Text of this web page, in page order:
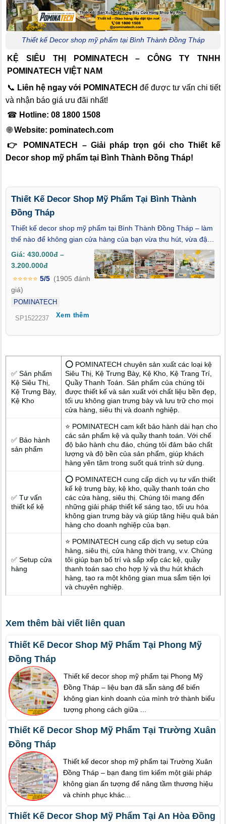
Thiết kế Decor shop mỹ phẩm tại Bình Thành Đồng Tháp
KỆ SIÊU THỊ POMINATECH – CÔNG TY TNHH
POMINATECH VIỆT NAM
📞 Liên hệ ngay với POMINATECH để được tư vấn chi tiết
và nhận báo giá ưu đãi nhất!
☎ Hotline: 08 1800 1508
🌐Website: pominatech.com
👉 POMINATECH – Giải pháp trọn gói cho Thiết kế
Decor shop mỹ phẩm tại Bình Thành Đồng Tháp!
Thiết Kế Decor Shop Mỹ Phẩm Tại Bình Thành
Đồng Tháp
Thiết kế decor shop mỹ phẩm tại Bình Thành Đồng Tháp – làm
thế nào để không gian cửa hàng của bạn vừa thu hút, vừa đậm
dấu ấn thương hiệu giữa thị trường làm đẹp ngày càng cạnh
tranh?Trong thời đại mà trải nghiệm khách hàng là yếu tố then
chốt tạo nên sự thành công, việc sở hữu một shop mỹ phẩm
được decor chỉn chu, thẩm mỹ và khoa học chính là lời khẳng
định về phong cách và tầm nhìn của bạn. Bài viết này sẽ mang
đến cho bạn những gợi mở tinh tế về xu hướng thiết kế hiện
đại, cá nhân hóa và đẳng cấp – phù hợp với thị hiếu tại Bình
Giá: 430.000đ –
3.200.000đ
⭐⭐⭐⭐⭐ 5/5 (1905 đánh
giá)
POMINATECH
SP1522237 Xem thêm
✅ Sản phẩm
Kệ Siêu Thị,
Kệ Trưng Bày,
Kệ Kho
⭕ POMINATECH chuyên sản xuất các loại kệ
Siêu Thị, Kệ Trưng Bày, Kệ Kho, Kệ Trang Trí,
Quầy Thanh Toán. Sản phẩm của chúng tôi
được thiết kế và sản xuất với chất liệu bền đẹp,
tối ưu không gian trưng bày và lưu trữ cho mọi
cửa hàng, siêu thị và doanh nghiệp.
✅ Bảo hành
sản phẩm
⭐ POMINATECH cam kết bảo hành dài hạn cho
các sản phẩm kệ và quầy thanh toán. Với chế
độ bảo hành chu đáo, chúng tôi đảm bảo chất
lượng và độ bền của sản phẩm, giúp khách
hàng yên tâm trong suốt quá trình sử dụng.
✅ Tư vấn
thiết kế kệ
⭕ POMINATECH cung cấp dịch vụ tư vấn thiết
kế kệ trưng bày, kệ kho, quầy thanh toán cho
các cửa hàng, siêu thị. Chúng tôi mang đến
những giải pháp thiết kế sáng tạo, tối ưu hóa
không gian trưng bày và giúp tăng hiệu quả bán
hàng cho doanh nghiệp của bạn.
✅ Setup cửa
hàng
⭐ POMINATECH cung cấp dịch vụ setup cửa
hàng, siêu thị, cửa hàng thời trang, v.v. Chúng
tôi giúp bạn bố trí và sắp xếp các kệ, quầy
thanh toán sao cho hợp lý và thu hút khách
hàng, tạo ra một không gian mua sắm tiện lợi
và chuyên nghiệp.
Xem thêm bài viết liên quan
Thiết Kế Decor Shop Mỹ Phẩm Tại Phong Mỹ
Đồng Tháp
Thiết kế decor shop mỹ phẩm tại Phong Mỹ
Đồng Tháp – liệu bạn đã sẵn sàng để biến
không gian kinh doanh của mình trở thành biểu
tượng phong cách giữa ...
Thiết Kế Decor Shop Mỹ Phẩm Tại Trường Xuân
Đồng Tháp
Thiết kế decor shop mỹ phẩm tại Trường Xuân
Đồng Tháp – bạn đang tìm kiếm một giải pháp
không gian ấn tượng để nâng tầm thương hiệu
và chinh phục khác...
Thiết Kế Decor Shop Mỹ Phẩm Tại An Hòa Đồng